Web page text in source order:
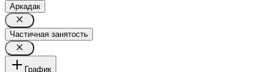
Аркадак
Частичная занятость
График